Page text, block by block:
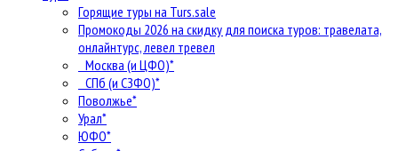
Горящие туры на Turs.sale
Промокоды 2026 на скидку для поиска туров: травелата,
онлайнтурс, левел тревел
Москва (и ЦФО)*
СПб (и СЗФО)*
Поволжье*
Урал*
ЮФО*